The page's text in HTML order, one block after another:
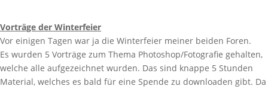
Vorträge der Winterfeier
Vor einigen Tagen war ja die Winterfeier meiner beiden Foren.
Es wurden 5 Vorträge zum Thema Photoshop/Fotografie gehalten,
welche alle aufgezeichnet wurden. Das sind knappe 5 Stunden
Material, welches es bald für eine Spende zu downloaden gibt. Da